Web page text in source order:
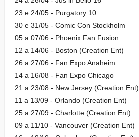
23 e 24/05 - Purgatory 10
30 e 31/05 - Comic Con Stockholm
05 a 07/06 - Phoenix Fan Fusion
12 a 14/06 - Boston (Creation Ent)
26 a 27/06 - Fan Expo Anaheim
14 a 16/08 - Fan Expo Chicago
21 a 23/08 - New Jersey (Creation Ent)
11 a 13/09 - Orlando (Creation Ent)
25 a 27/09 - Charlotte (Creation Ent)
09 a 11/10 - Vancouver (Creation Ent)